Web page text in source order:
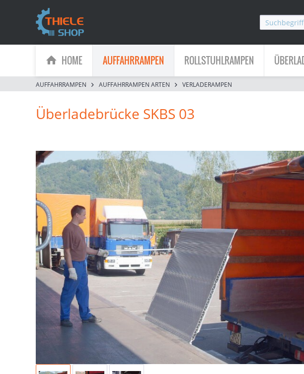
HOME AUFFAHRRAMPEN ROLLSTUHLRAMPEN
AUFFAHRRAMPEN AUFFAHRRAMPEN ARTEN VERLADERAMPEN
Überladebrücke SKBS 03